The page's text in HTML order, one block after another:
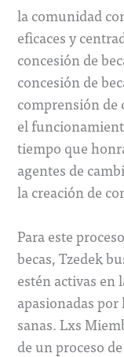
la comunidad
eficaces y
concesión de
concesión de
comprensión de
el
tiempo que
agentes de
la creación de
Para este
becas, Tzedek
estén activas en
apasionadas
sanas. Lxs
de un proceso